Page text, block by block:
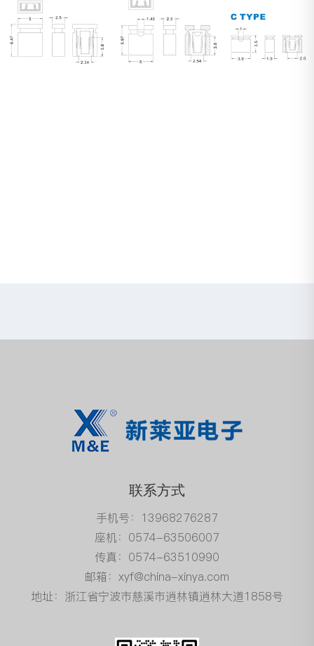
联系方式
手机号：13968276287
座机：0574-63506007
传真：0574-63510990
邮箱：xyf@china-xinya.com
地址：浙江省宁波市慈溪市逍林镇逍林大道1858号